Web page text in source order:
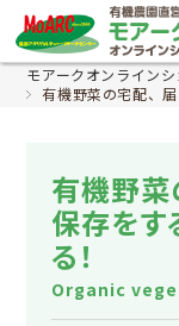
モアークオンライン
有機野菜の宅配、
有機野菜
保存をす
る！
Organic